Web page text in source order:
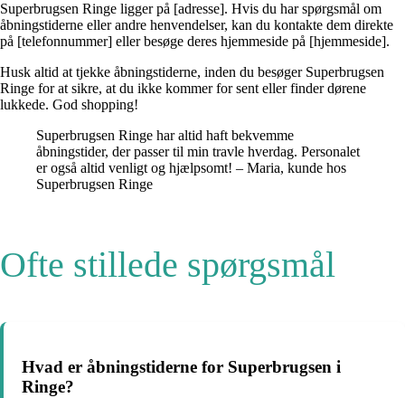
Superbrugsen Ringe ligger på [adresse]. Hvis du har spørgsmål om
åbningstiderne eller andre henvendelser, kan du kontakte dem direkte
på [telefonnummer] eller besøge deres hjemmeside på [hjemmeside].
Husk altid at tjekke åbningstiderne, inden du besøger Superbrugsen
Ringe for at sikre, at du ikke kommer for sent eller finder dørene
lukkede. God shopping!
Superbrugsen Ringe har altid haft bekvemme
åbningstider, der passer til min travle hverdag. Personalet
er også altid venligt og hjælpsomt! – Maria, kunde hos
Superbrugsen Ringe
Ofte stillede spørgsmål
Hvad er åbningstiderne for Superbrugsen i
Ringe?